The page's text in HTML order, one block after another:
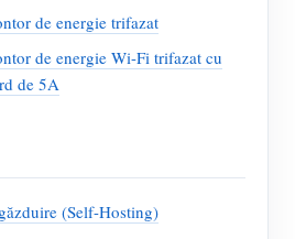
de energie trifazat
de energie Wi-Fi trifazat cu
de 5A
(Self-Hosting)